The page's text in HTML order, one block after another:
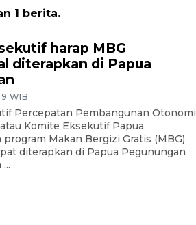
1 berita.
harap MBG
diterapkan di Papua
WIB
Percepatan Pembangunan Otonomi
Komite Eksekutif Papua
Makan Bergizi Gratis (MBG)
diterapkan di Papua Pegunungan